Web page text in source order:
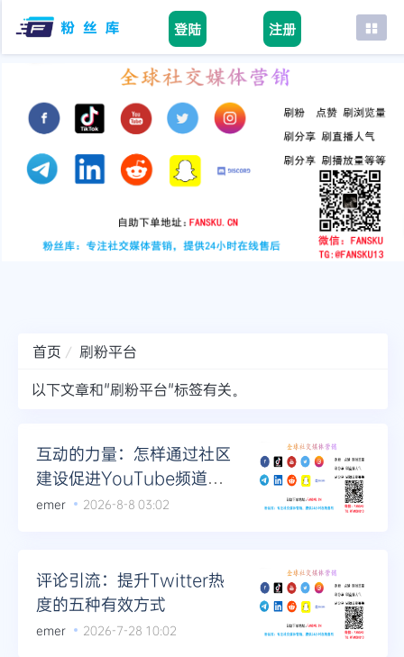
登陆 注册
首页
tiktok
youtube
instagram
首页
刷粉平台
以下文章和"刷粉平台"标签有关。
互动的力量：怎样通过社区
建设促进YouTube频道成
长至百万级
emer 2026-8-8 03:02
评论引流：提升Twitter热
度的五种有效方式
emer 2026-7-28 10:02